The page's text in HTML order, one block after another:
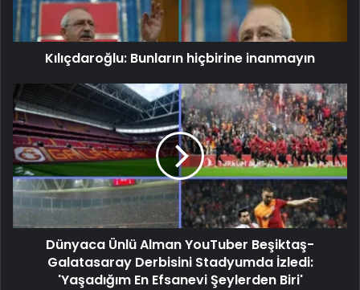
Kılıçdaroğlu: Bunların hiçbirine inanmayın
Dünyaca Ünlü Alman YouTuber Beşiktaş-
Galatasaray Derbisini Stadyumda İzledi:
'Yaşadığım En Efsanevi Şeylerden Biri'